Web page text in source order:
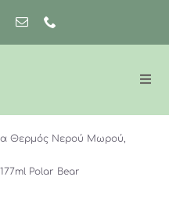
Θερμός Νερού Μωρού
Polar Bear